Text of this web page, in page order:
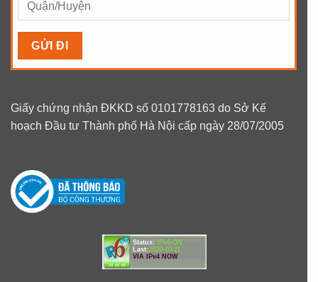
Giấy chứng nhận ĐKKD số 0101778163 do Sở Kế
hoạch Đầu tư Thành phố Hà Nội cấp ngày 28/07/2005
Status: IPv6-ON
Last:2020-10-11
VIA IPv4 NOW